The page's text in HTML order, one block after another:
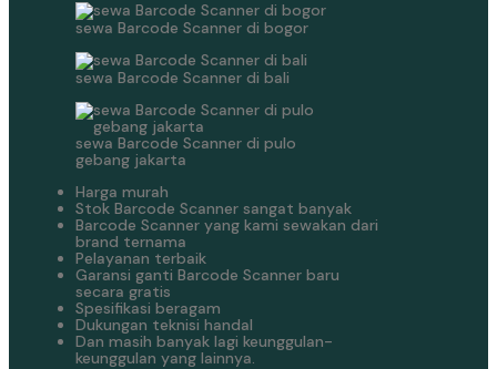
sewa Barcode Scanner di bogor
sewa Barcode Scanner di bali
sewa Barcode Scanner di pulo
gebang jakarta
Harga murah
Stok Barcode Scanner sangat banyak
Barcode Scanner yang kami sewakan dari
brand ternama
Pelayanan terbaik
Garansi ganti Barcode Scanner baru
secara gratis
Spesifikasi beragam
Dukungan teknisi handal
Dan masih banyak lagi keunggulan-
keunggulan yang lainnya.